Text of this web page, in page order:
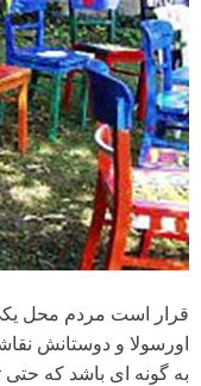
قرار است مردم محل
اورسولا و دوستانش
به گونه ای باشد که حتی